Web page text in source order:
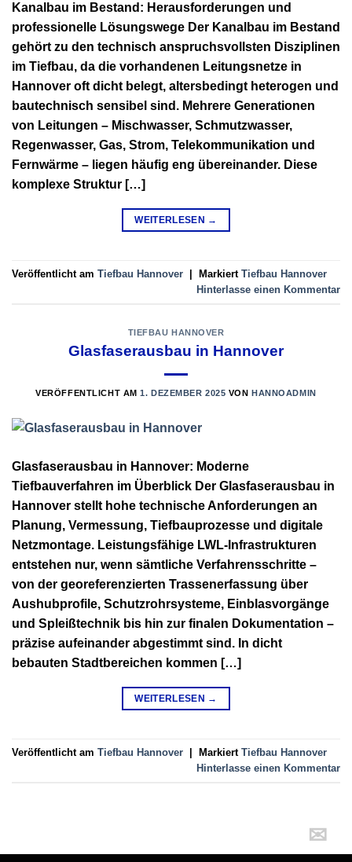
Kanalbau im Bestand: Herausforderungen und
professionelle Lösungswege Der Kanalbau im Bestand
gehört zu den technisch anspruchsvollsten Disziplinen
im Tiefbau, da die vorhandenen Leitungsnetze in
Hannover oft dicht belegt, altersbedingt heterogen und
bautechnisch sensibel sind. Mehrere Generationen
von Leitungen – Mischwasser, Schmutzwasser,
Regenwasser, Gas, Strom, Telekommunikation und
Fernwärme – liegen häufig eng übereinander. Diese
komplexe Struktur […]
WEITERLESEN →
Veröffentlicht am Tiefbau Hannover | Markiert Tiefbau Hannover
Hinterlasse einen Kommentar
TIEFBAU HANNOVER
Glasfaserausbau in Hannover
VERÖFFENTLICHT AM1. DEZEMBER 2025 VONHANNOADMIN
Glasfaserausbau in Hannover: Moderne
Tiefbauverfahren im Überblick Der Glasfaserausbau in
Hannover stellt hohe technische Anforderungen an
Planung, Vermessung, Tiefbauprozesse und digitale
Netzmontage. Leistungsfähige LWL-Infrastrukturen
entstehen nur, wenn sämtliche Verfahrensschritte –
von der georeferenzierten Trassenerfassung über
Aushubprofile, Schutzrohrsysteme, Einblasvorgänge
und Spleißtechnik bis hin zur finalen Dokumentation –
präzise aufeinander abgestimmt sind. In dicht
bebauten Stadtbereichen kommen […]
WEITERLESEN →
Veröffentlicht am Tiefbau Hannover | Markiert Tiefbau Hannover
Hinterlasse einen Kommentar
✉